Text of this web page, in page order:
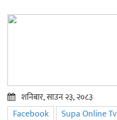
शनिबार, साउन २३, २०८३
Facebook Supa Online Tv